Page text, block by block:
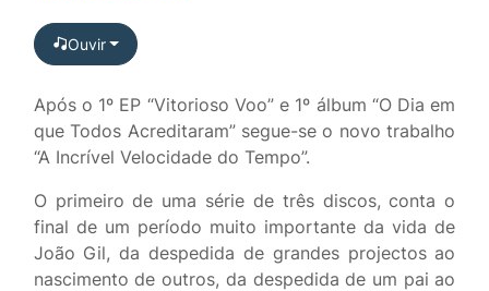
Ouvir
Após o 1º EP “Vitorioso Voo” e 1º álbum “O Dia em
que Todos Acreditaram” segue-se o novo trabalho
“A Incrível Velocidade do Tempo”.
O primeiro de uma série de três discos, conta o
final de um período muito importante da vida de
João Gil, da despedida de grandes projectos ao
nascimento de outros, da despedida de um pai ao